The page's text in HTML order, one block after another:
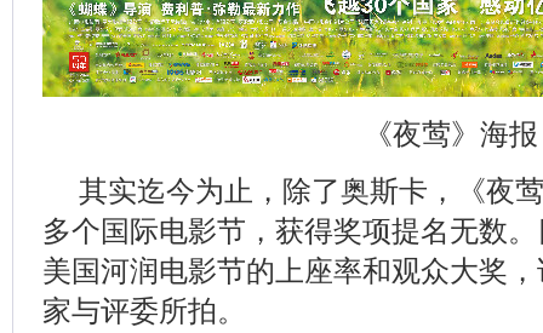
《夜莺》海报
其实迄今为止，除了奥斯卡，《夜
多个国际电影节，获得奖项提名无数
美国河润电影节的上座率和观众大奖
家与评委所拍。